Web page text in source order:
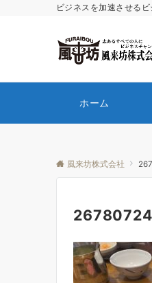
ビジネスを加速させる
ホーム
風来坊株式会社